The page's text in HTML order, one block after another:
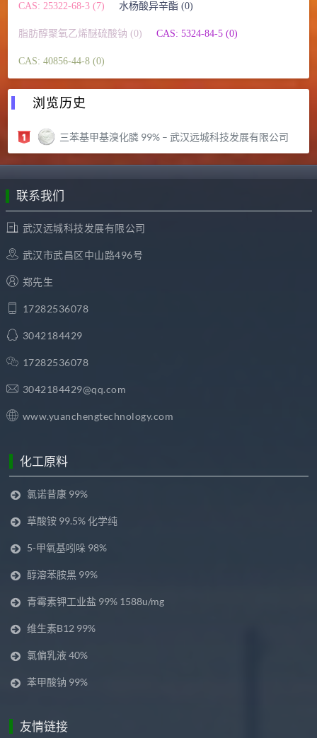
CAS: 25322-68-3 (7) 水杨酸异辛酯 (0)
脂肪醇聚氧乙烯醚硫酸钠 (0) CAS: 5324-84-5 (0)
CAS: 40856-44-8 (0)
浏览历史
三苯基甲基溴化膦 99% – 武汉远城科技发展有限公司
联系我们
武汉远城科技发展有限公司
武汉市武昌区中山路496号
郑先生
17282536078
3042184429
17282536078
3042184429@qq.com
www.yuanchengtechnology.com
化工原料
氯诺昔康 99%
草酸铵 99.5% 化学纯
5-甲氧基吲哚 98%
醇溶苯胺黑 99%
青霉素钾工业盐 99% 1588u/mg
维生素B12 99%
氯偏乳液 40%
苯甲酸钠 99%
友情链接